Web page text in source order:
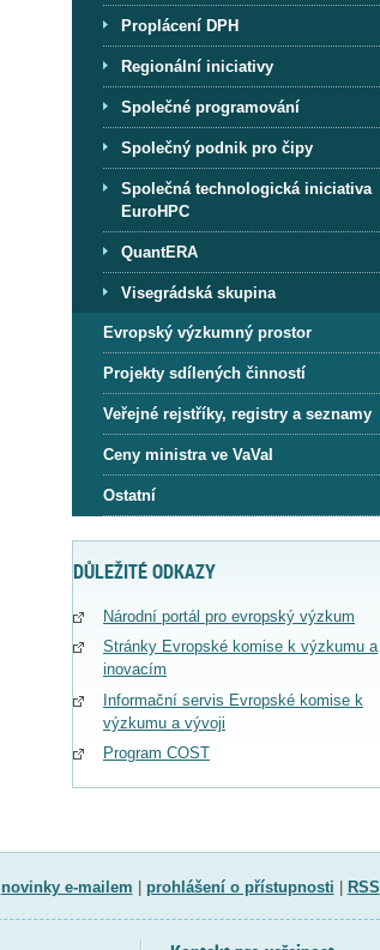
Proplácení DPH
Regionální iniciativy
Společné programování
Společný podnik pro čipy
Společná technologická iniciativa
EuroHPC
QuantERA
Visegrádská skupina
Evropský výzkumný prostor
Projekty sdílených činností
Veřejné rejstříky, registry a seznamy
Ceny ministra ve VaVaI
Ostatní
DŮLEŽITÉ ODKAZY
Národní portál pro evropský výzkum
Stránky Evropské komise k výzkumu a
inovacím
Informační servis Evropské komise k
výzkumu a vývoji
Program COST
novinky e-mailem prohlášení o přístupnosti RSS